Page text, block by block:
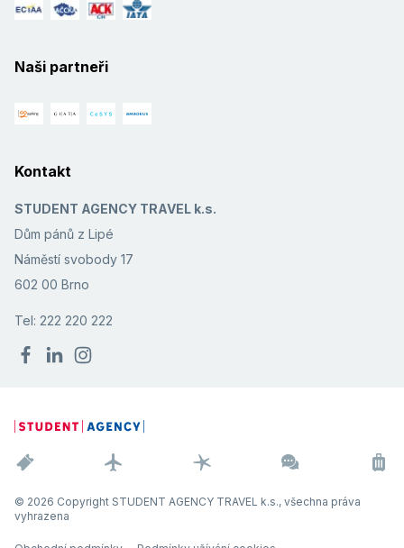
Naši partneři
Kontakt
STUDENT AGENCY TRAVEL k.s.
Dům pánů z Lipé
Náměstí svobody 17
602 00 Brno
Tel: 222 220 222
© 2026 Copyright STUDENT AGENCY TRAVEL k.s., všechna práva
vyhrazena